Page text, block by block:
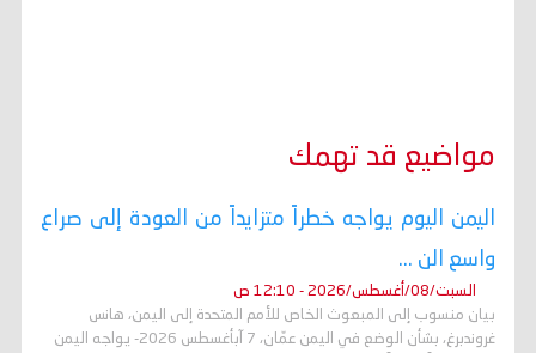
مواضيع قد تهمك
اليمن اليوم يواجه خطراً متزايداً من العودة إلى صراع
واسع الن ...
السبت/08/أغسطس/2026 - 12:10 ص
بيان منسوب إلى المبعوث الخاص للأمم المتحدة إلى اليمن، هانس
غروندبرغ، بشأن الوضع في اليمن عمّان، 7 آبأغسطس 2026- يواجه اليمن